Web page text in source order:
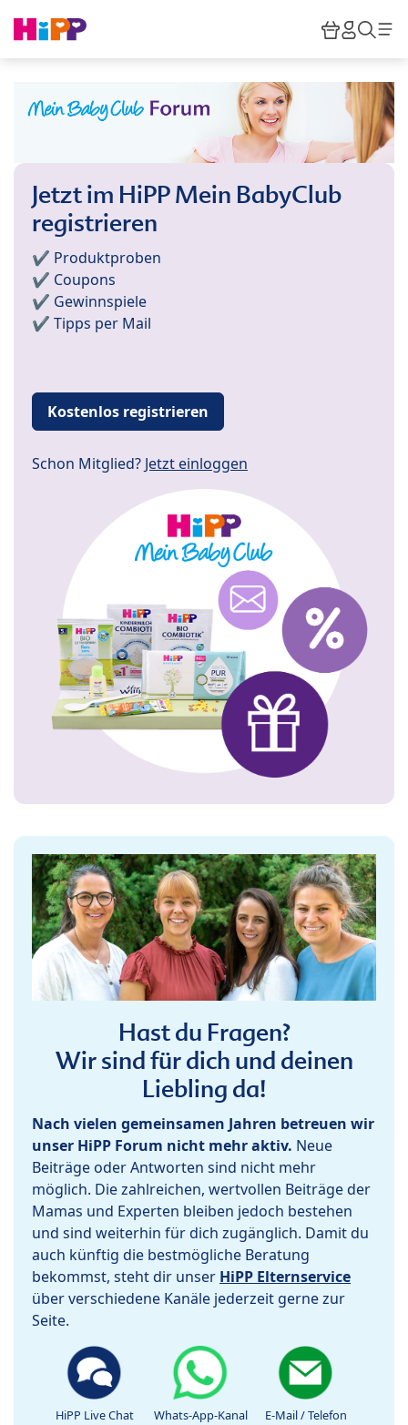
HiPP
Jetzt im HiPP Mein BabyClub
registrieren
✔️ Produktproben
✔️ Coupons
✔️ Gewinnspiele
✔️ Tipps per Mail
Kostenlos registrieren
Schon Mitglied? Jetzt einloggen
Hast du Fragen?
Wir sind für dich und deinen
Liebling da!
Nach vielen gemeinsamen Jahren betreuen wir
unser HiPP Forum nicht mehr aktiv. Neue
Beiträge oder Antworten sind nicht mehr
möglich. Die zahlreichen, wertvollen Beiträge der
Mamas und Experten bleiben jedoch bestehen
und sind weiterhin für dich zugänglich. Damit du
auch künftig die bestmögliche Beratung
bekommst, steht dir unser HiPP Elternservice
über verschiedene Kanäle jederzeit gerne zur
Seite.
HiPP Live Chat Whats-App-Kanal E-Mail / Telefon